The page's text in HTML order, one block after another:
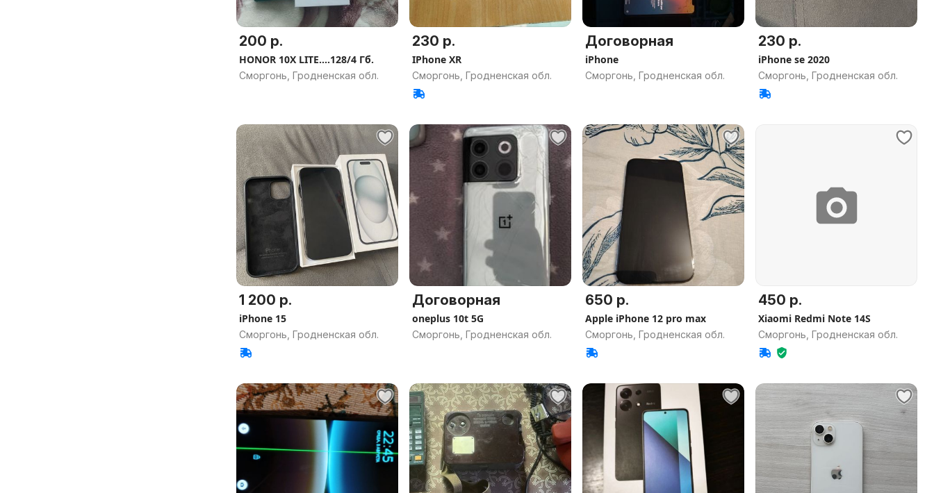
200 р.
HONOR 10X LITE....128/4 Гб.
Сморгонь, Гродненская обл.
230 р.
IPhone XR
Сморгонь, Гродненская обл.
Договорная
iPhone
Сморгонь, Гродненская обл.
230 р.
iPhone se 2020
Сморгонь, Гродненская обл.
1 200 р.
iPhone 15
Сморгонь, Гродненская обл.
Договорная
oneplus 10t 5G
Сморгонь, Гродненская обл.
650 р.
Apple iPhone 12 pro max
Сморгонь, Гродненская обл.
450 р.
Xiaomi Redmi Note 14S
Сморгонь, Гродненская обл.